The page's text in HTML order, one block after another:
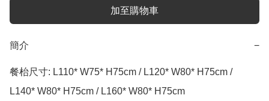
加至購物車
簡介 −
餐枱尺寸: L110* W75* H75cm / L120* W80* H75cm /
L140* W80* H75cm / L160* W80* H75cm